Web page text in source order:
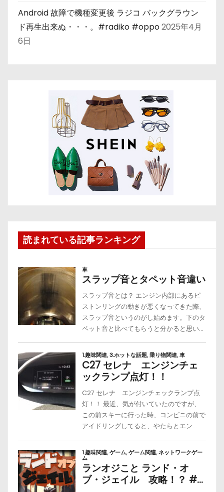
Android 故障で機種変更後 ラジコ バックグラウン
ド再生出来ぬ・・・。#radiko #oppo2025年4月
6日
読まれている記事ランキング